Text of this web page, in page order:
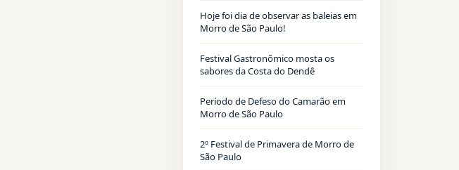
Hoje foi dia de observar as baleias em
Morro de São Paulo!
Festival Gastronômico mosta os
sabores da Costa do Dendê
Período de Defeso do Camarão em
Morro de São Paulo
2º Festival de Primavera de Morro de
São Paulo